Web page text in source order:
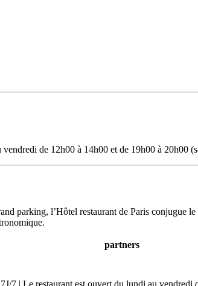
de 12h00 à 14h00 et de 19h00 à 20h00
parking, l’Hôtel restaurant de Paris
partners
7 | Le restaurant est ouvert du lundi au vendredi